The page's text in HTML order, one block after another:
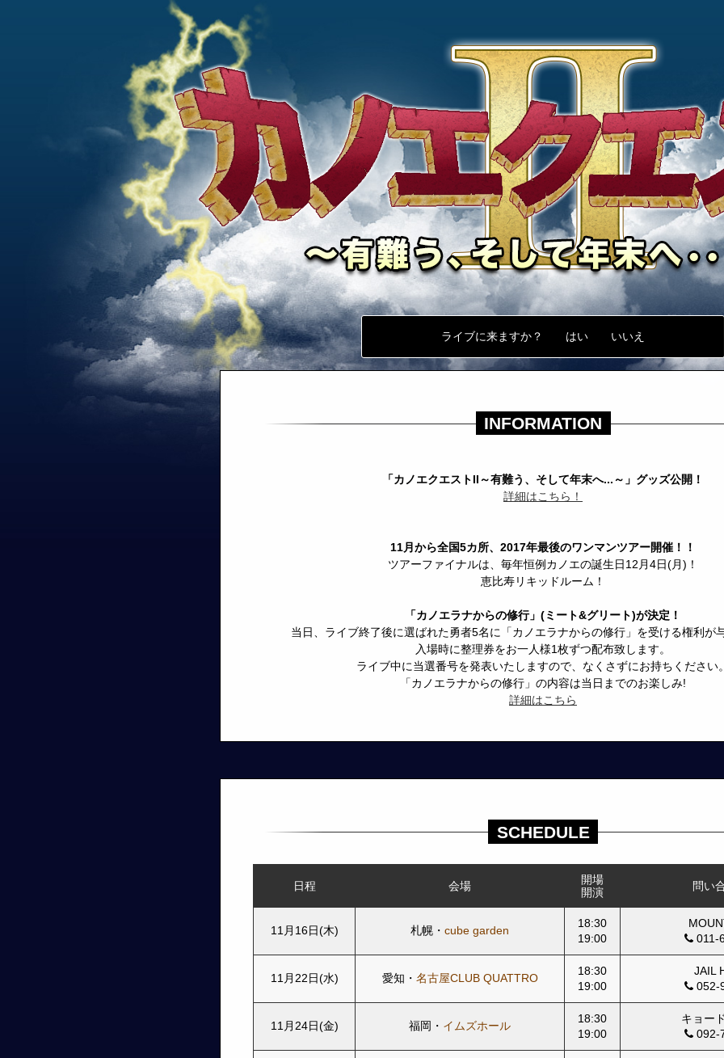
ライブに来ますか？ はい いいえ
INFORMATION
「カノエクエストII～有難う、そして年末へ...～」グッズ公開！
詳細はこちら！
11月から全国5カ所、2017年最後のワンマンツアー開催！！
ツアーファイナルは、毎年恒例カノエの誕生日12月4日(月)！
恵比寿リキッドルーム！
「カノエラナからの修行」(ミート&グリート)が決定！
当日、ライブ終了後に選ばれた勇者5名に「カノエラナからの修行」を受ける権利が
入場時に整理券をお一人様1枚ずつ配布致します。
ライブ中に当選番号を発表いたしますので、なくさずにお持ちください。
「カノエラナからの修行」の内容は当日までのお楽しみ!
詳細はこちら
SCHEDULE
日程 会場
開場
開演
問い
11月16日(木) 札幌・ cube garden
18:30
19:00
011-
11月22日(水) 愛知・ 名古屋CLUB QUATTRO
18:30
19:00
JAIL
052-
11月24日(金) 福岡・ イムズホール
18:30
19:00
キョー
092-